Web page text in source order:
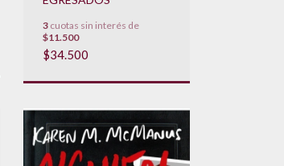
3cuotas sin interés de
$11.500
$34.500